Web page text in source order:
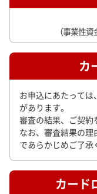
（事業性
カ
お申込にあたって
があります。
審査の結果、ご契約
なお、審査結果の
であらかじめご了承
カード